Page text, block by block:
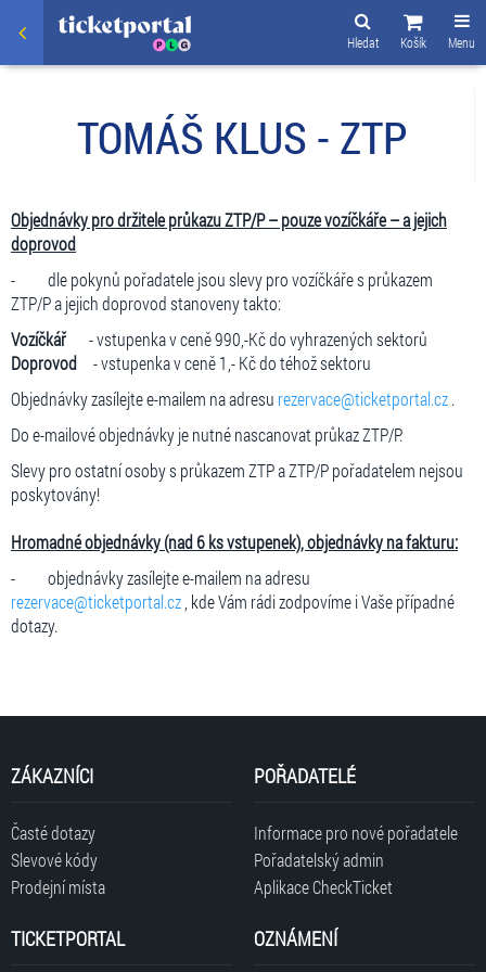
Menu
Košík
Hledat
TOMÁŠ KLUS - ZTP
Objednávky pro držitele průkazu ZTP/P – pouze vozíčkáře – a jejich
doprovod
- dle pokynů pořadatele jsou slevy pro vozíčkáře s průkazem
ZTP/P a jejich doprovod stanoveny takto:
Vozíčkář - vstupenka v ceně 990,-Kč do vyhrazených sektorů
Doprovod - vstupenka v ceně 1,- Kč do téhož sektoru
Objednávky zasílejte e-mailem na adresu rezervace@ticketportal.cz.
Do e-mailové objednávky je nutné nascanovat průkaz ZTP/P.
Slevy pro ostatní osoby s průkazem ZTP a ZTP/P pořadatelem nejsou
poskytovány!
Hromadné objednávky (nad 6 ks vstupenek), objednávky na fakturu:
- objednávky zasílejte e-mailem na adresu
rezervace@ticketportal.cz , kde Vám rádi zodpovíme i Vaše případné
dotazy.
ZÁKAZNÍCI
Časté dotazy
Slevové kódy
Prodejní místa
POŘADATELÉ
Informace pro nové pořadatele
Pořadatelský admin
Aplikace CheckTicket
TICKETPORTAL OZNÁMENÍ